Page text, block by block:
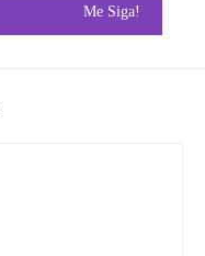
Me Siga!